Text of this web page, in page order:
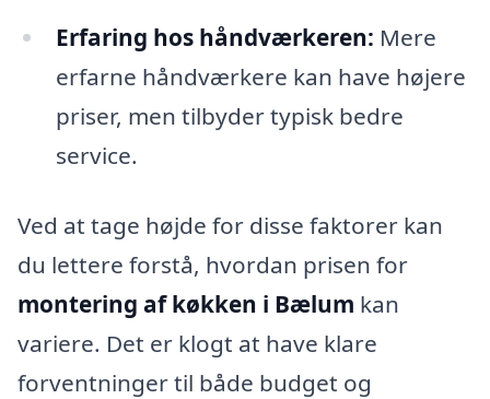
Erfaring hos håndværkeren: Mere
erfarne håndværkere kan have højere
priser, men tilbyder typisk bedre
service.
Ved at tage højde for disse faktorer kan
du lettere forstå, hvordan prisen for
montering af køkken i Bælum kan
variere. Det er klogt at have klare
forventninger til både budget og